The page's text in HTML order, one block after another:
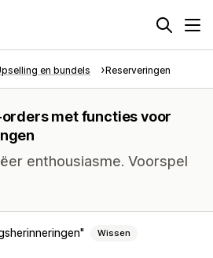
en bundels Reserveringen
met functies voor
enthousiasme. Voorspel
Wissen